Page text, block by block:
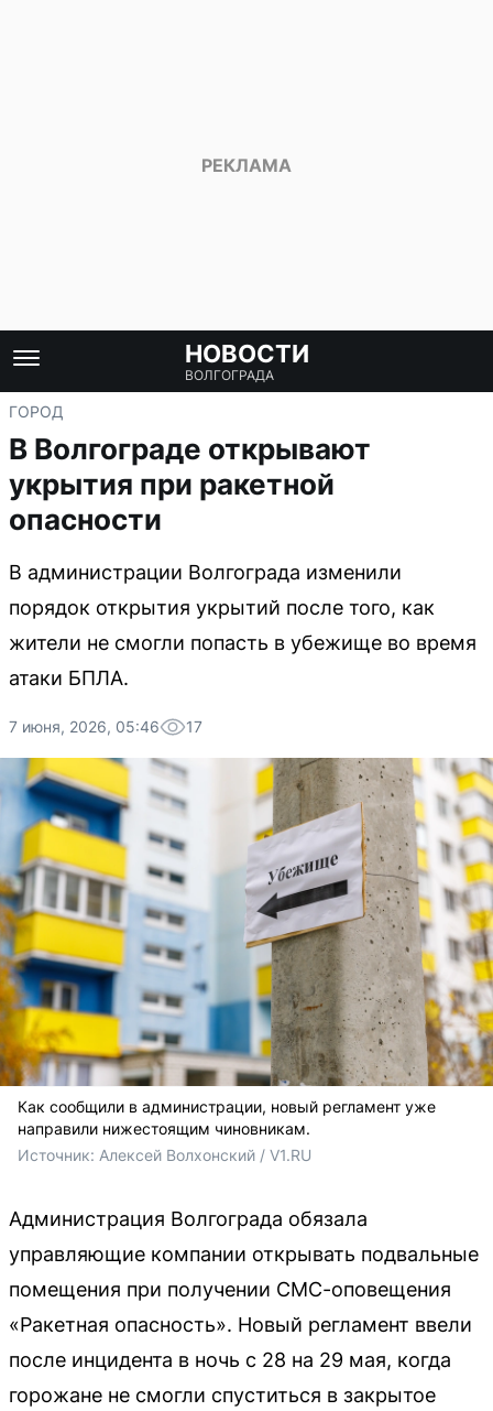
НОВОСТИ
ВОЛГОГРАДА
ГОРОД
В Волгограде открывают
укрытия при ракетной
опасности
В администрации Волгограда изменили
порядок открытия укрытий после того, как
жители не смогли попасть в убежище во время
атаки БПЛА.
7 июня, 2026, 05:46 17
Как сообщили в администрации, новый регламент уже
направили нижестоящим чиновникам.
Источник: Алексей Волхонский / V1.RU
Администрация Волгограда обязала
управляющие компании открывать подвальные
помещения при получении СМС-оповещения
«Ракетная опасность». Новый регламент ввели
после инцидента в ночь с 28 на 29 мая, когда
горожане не смогли спуститься в закрытое